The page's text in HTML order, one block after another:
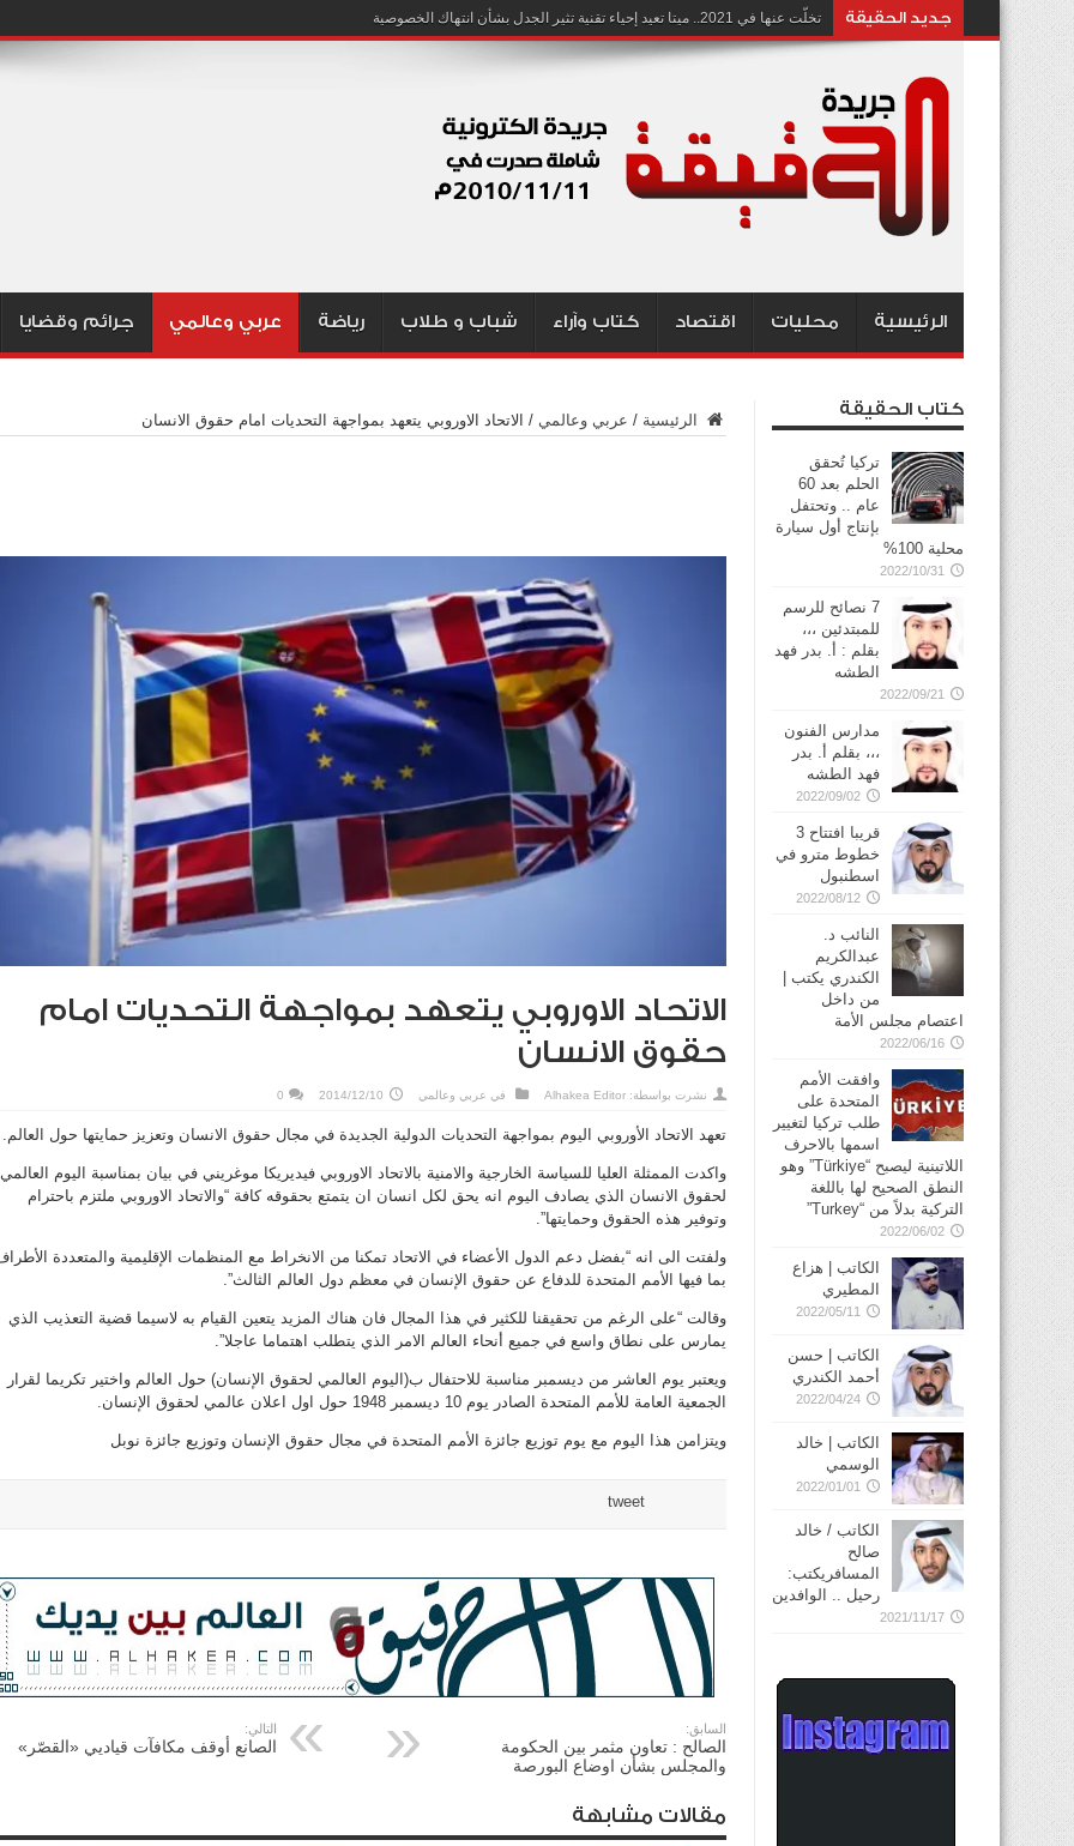
جديد الحقيقة تخلّت عنها في 2021.. ميتا تعيد إحياء تقنية تثير الجدل بشأن انتهاك الخصوصية
الرئيسية محليات اقتصاد كتاب وآراء شباب و طلاب رياضة عربي وعالمي جرائم وقضايا
الرئيسية / عربي وعالمي / الاتحاد الاوروبي يتعهد بمواجهة التحديات امام حقوق الانسان
الاتحاد الاوروبي يتعهد بمواجهة التحديات امام
حقوق الانسان
نشرت بواسطة: Alhakea Editor في عربي وعالمي 2014/12/10
0
تعهد الاتحاد الأوروبي اليوم بمواجهة التحديات الدولية الجديدة في مجال حقوق الانسان وتعزيز حمايتها حول العالم.
واكدت الممثلة العليا للسياسة الخارجية والامنية بالاتحاد الاوروبي فيديريكا موغريني في بيان بمناسبة اليوم العالمي
لحقوق الانسان الذي يصادف اليوم انه يحق لكل انسان ان يتمتع بحقوقه كافة “والاتحاد الاوروبي ملتزم باحترام
وتوفير هذه الحقوق وحمايتها”.
ولفتت الى انه “بفضل دعم الدول الأعضاء في الاتحاد تمكنا من الانخراط مع المنظمات الإقليمية والمتعددة
بما فيها الأمم المتحدة للدفاع عن حقوق الإنسان في معظم دول العالم الثالث”.
وقالت “على الرغم من تحقيقنا للكثير في هذا المجال فان هناك المزيد يتعين القيام به لاسيما قضية التعذيب الذي
يمارس على نطاق واسع في جميع أنحاء العالم الامر الذي يتطلب اهتماما عاجلا”.
ويعتبر يوم العاشر من ديسمبر مناسبة للاحتفال ب(اليوم العالمي لحقوق الإنسان) حول العالم واختير تكريما لقرار
الجمعية العامة للأمم المتحدة الصادر يوم 10 ديسمبر 1948 حول اول اعلان عالمي لحقوق الإنسان.
ويتزامن هذا اليوم مع يوم توزيع جائزة الأمم المتحدة في مجال حقوق الإنسان وتوزيع جائزة نوبل
tweet
السابق:
الصالح : تعاون مثمر بين الحكومة
والمجلس بشأن اوضاع البورصة
التالي:
الصانع أوقف مكافآت قياديي «القصّر»
مقالات مشابهة
كتاب الحقيقة
تركيا تُحقق
الحلم بعد 60
عام .. وتحتفل
بإنتاج أول سيارة
محلية 100%
2022/10/31
7 نصائح للرسم
للمبتدئين ،،،
بقلم : أ. بدر فهد
الطشه
2022/09/21
مدارس الفنون
،،، بقلم أ. بدر
فهد الطشه
2022/09/02
قريبا افتتاح 3
خطوط مترو في
2022/08/12
النائب د.
عبدالكريم
الكندري يكتب |
من داخل
اعتصام مجلس الأمة
2022/06/16
وافقت الأمم
المتحدة على
طلب تركيا لتغيير
اسمها بالاحرف
اللاتينية ليصبح “Türkiye” وهو
النطق الصحيح لها باللغة
التركية بدلاً من “Turkey”
2022/06/02
الكاتب | هزاع
المطيري
2022/05/11
الكاتب | حسن
أحمد الكندري
2022/04/24
الكاتب | خالد
الوسمي
2022/01/01
الكاتب / خالد
صالح
المسافريكتب:
رحيل .. الوافدين
2021/11/17